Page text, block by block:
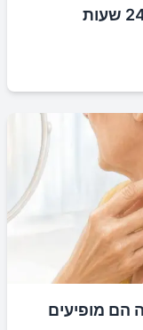
הם מופיעים